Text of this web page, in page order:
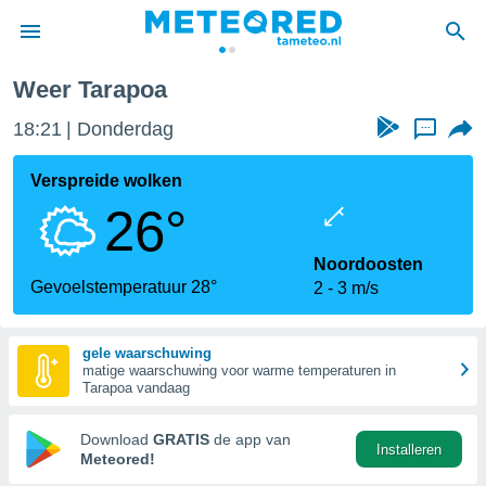
door
verstrekte
hoge
hebt de
voor
op basis
Weer Tarapoa
18:21 Donderdag ...
Verspreide wolken
26°
Gevoelstemperatuur 28°
Noordoosten
2
3 m/s
gele waarschuwing
matige waarschuwing voor warme temperaturen in
Tarapoa vandaag
Download GRATIS de app van
Meteored!
Installeren